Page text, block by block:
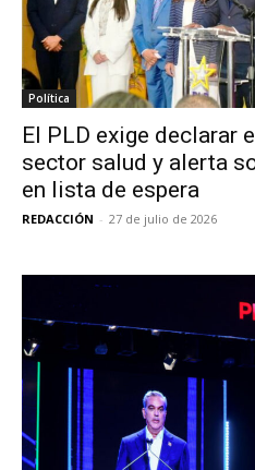
Política
El PLD exige declarar
sector salud y alerta
en lista de espera
REDACCIÓN - 27 de julio de 2026